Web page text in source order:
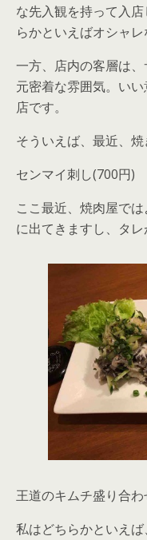
な先入観を持って入
らかといえばオシャレ
一方、店内の客層は
元密着な雰囲気。い
店です。
そういえば、最近、焼
センマイ刺し(700円)
ここ最近、焼肉屋で
に出てきますし、タレ
王道のキムチ盛り合
私はどちらかといえ